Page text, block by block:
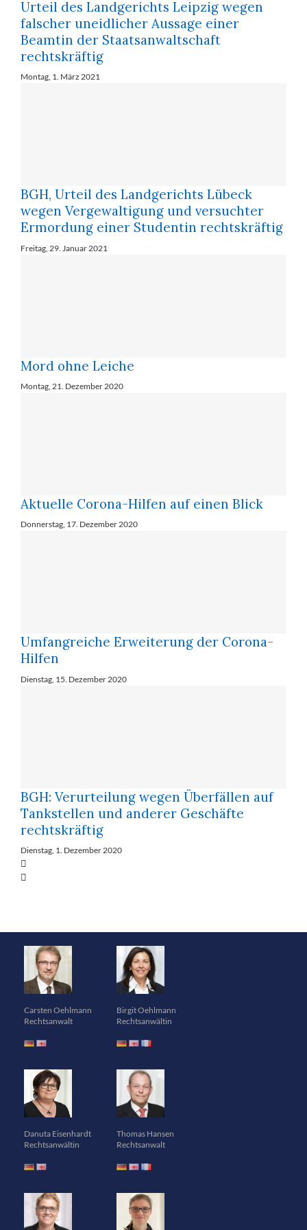
Urteil des Landgerichts Leipzig wegen
falscher uneidlicher Aussage einer
Beamtin der Staatsanwaltschaft
rechtskräftig
Montag, 1. März 2021
BGH, Urteil des Landgerichts Lübeck
wegen Vergewaltigung und versuchter
Ermordung einer Studentin rechtskräftig
Freitag, 29. Januar 2021
Mord ohne Leiche
Montag, 21. Dezember 2020
Aktuelle Corona-Hilfen auf einen Blick
Donnerstag, 17. Dezember 2020
Um­fang­rei­che Er­wei­te­rung der Co­ro­na-
Hil­fen
Dienstag, 15. Dezember 2020
BGH: Verurteilung wegen Überfällen auf
Tankstellen und anderer Geschäfte
rechtskräftig
Dienstag, 1. Dezember 2020
Carsten Oehlmann
Rechtsanwalt
Birgit Oehlmann
Rechtsanwältin
Danuta Eisenhardt
Rechtsanwältin
Thomas Hansen
Rechtsanwalt